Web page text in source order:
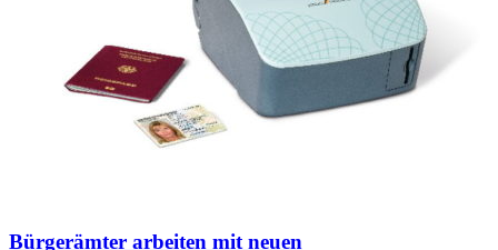
Bürgerämter arbeiten mit neuen